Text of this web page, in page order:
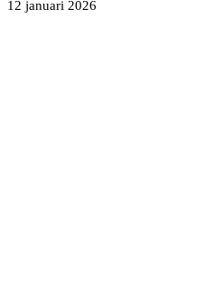
12 januari 2026